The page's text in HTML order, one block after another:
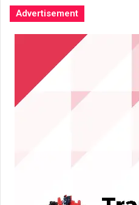
Advertisement